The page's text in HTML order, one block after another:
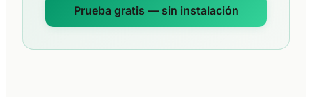
Prueba gratis — sin instalación